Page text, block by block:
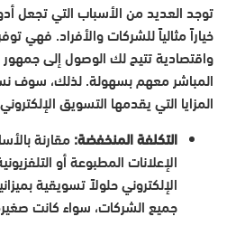
توجد العديد من الأسباب التي تجعل
خياراً مثالياً للشركات والأفراد. فهي
واقتصادية تتيح لك الوصول إلى
المباشر معهم بسهولة. لذلك، سوف
المزايا التي يقدمها التسويق
التكلفة المنخفضة: مقارنة
الإعلانات المطبوعة أو
الإلكتروني حلولاً تسويقية
جميع الشركات، سواء كانت